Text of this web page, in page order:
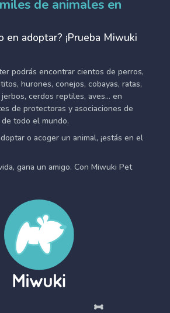
de animales en
en adoptar? ¡Prueba Miwuki
podrás encontrar cientos de perros,
hurones, conejos, cobayas, ratas,
cerdos reptiles, aves... en
de protectoras y asociaciones de
todo el mundo.
o acoger un animal, ¡estás en el
gana un amigo. Con Miwuki Pet